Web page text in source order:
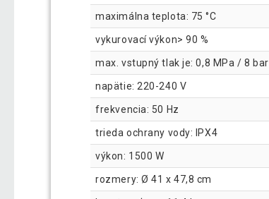
maximálna teplota: 75 °C
vykurovací výkon> 90 %
max. vstupný tlak je: 0,8 MPa / 8 bar
napätie: 220-240 V
frekvencia: 50 Hz
trieda ochrany vody: IPX4
výkon: 1500 W
rozmery: Ø 41 x 47,8 cm